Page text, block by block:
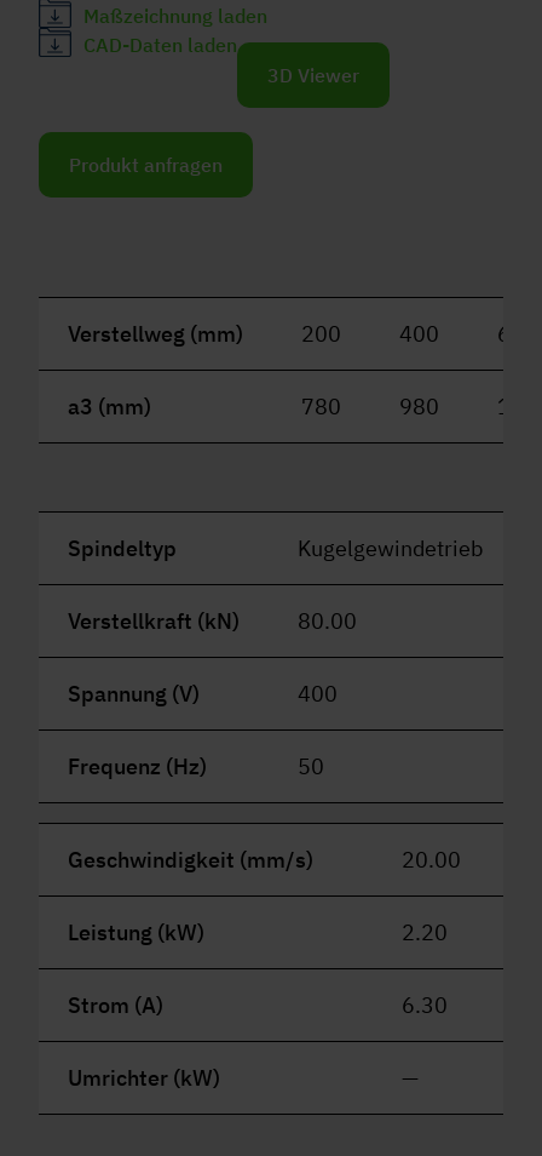
Maßzeichnung laden
CAD-Daten laden
3D Viewer
Produkt anfragen
Verstellweg (mm) 200 400 600
a3 (mm) 780 980
Spindeltyp Kugelgewindetrieb
Verstellkraft (kN) 80.00
Spannung (V) 400
Frequenz (Hz) 50
Geschwindigkeit (mm/s) 20.00
Leistung (kW) 2.20
Strom (A) 6.30
Umrichter (kW) —